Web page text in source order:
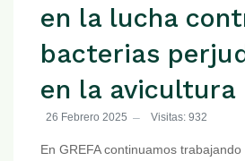
en la lucha
bacterias
en la avicultura
26 Febrero 2025 Visitas: 932
En GREFA continuamos